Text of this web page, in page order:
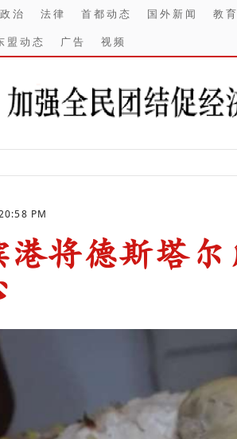
政治 法律 首都动态 国外新闻
教
盟动态 广告 视频
PM
港将德斯塔